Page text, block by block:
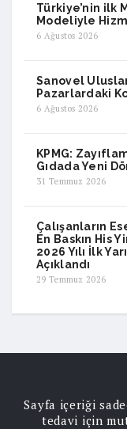
Türkiye’nin ilk
Modeliyle
6 Ağustos 2026
Sanovel
Pazarlardaki
6 Ağustos 2026
KPMG:
Gıdada Yeni
31 Temmuz 2026
Çalışanların
En Baskın His
2026 Yılı İlk
Açıklandı
29 Temmuz 2026
Sayfa içeriği
tedavi için